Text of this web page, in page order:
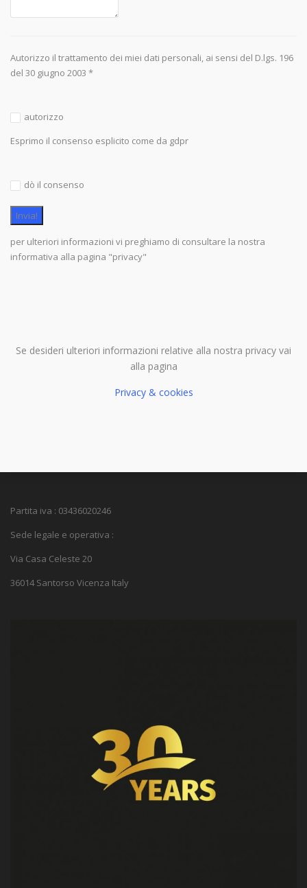
Autorizzo il trattamento dei miei dati personali, ai sensi del D.lgs. 196
del 30 giugno 2003 *
autorizzo
Esprimo il consenso esplicito come da gdpr
dò il consenso
per ulteriori informazioni vi preghiamo di consultare la nostra
informativa alla pagina "privacy"
Se desideri ulteriori informazioni relative alla nostra privacy vai
alla pagina
Privacy & cookies
Partita iva : 03436020246
Sede legale e operativa :
Via Casa Celeste 20
36014 Santorso Vicenza Italy